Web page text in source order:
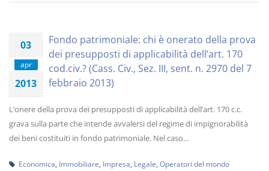
03
apr
2013
Fondo patrimoniale: chi è onerato della prova
dei presupposti di applicabilità dell’art. 170
cod.civ.? (Cass. Civ., Sez. III, sent. n. 2970 del 7
febbraio 2013)
L’onere della prova dei presupposti di applicabilità dell’art. 170 c.c.
grava sulla parte che intende avvalersi del regime di impignorabilità
dei beni costituiti in fondo patrimoniale. Nel caso...
Economica Immobiliare Impresa Legale Operatori del mondo